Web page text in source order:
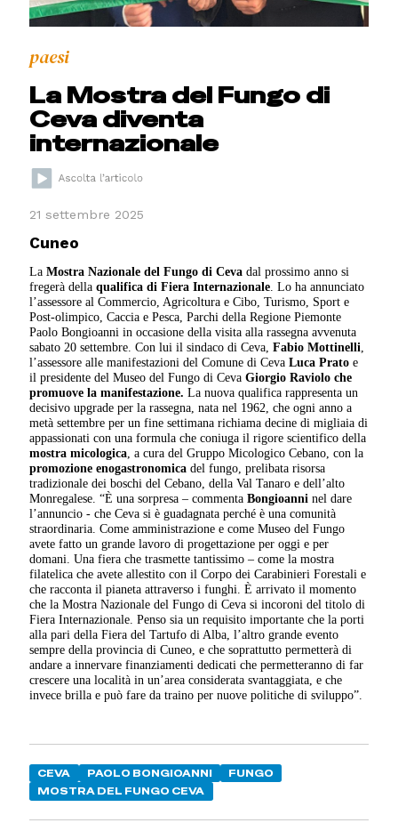
paesi
La Mostra del Fungo di
Ceva diventa
internazionale
21 settembre 2025
Cuneo
LaMostra Nazionale del Fungo di Ceva dal prossimo anno si
fregerà dellaqualifica di Fiera Internazionale . Lo ha annunciato
l’assessore al Commercio, Agricoltura e Cibo, Turismo, Sport e
Post-olimpico, Caccia e Pesca, Parchi della Regione Piemonte
Paolo Bongioanni in occasione della visita alla rassegna avvenuta
sabato 20 settembre. Con lui il sindaco di Ceva,Fabio Mottinelli
l’assessore alle manifestazioni del Comune di CevaLuca Pratoe
il presidente del Museo del Fungo di CevaGiorgio Raviolo che
promuove la manifestazione. La nuova qualifica rappresenta un
decisivo upgrade per la rassegna, nata nel 1962, che ogni anno a
metà settembre per un fine settimana richiama decine di migliaia di
appassionati con una formula che coniuga il rigore scientifico della
mostra micologica , a cura del Gruppo Micologico Cebano, con la
promozione enogastronomica del fungo, prelibata risorsa
tradizionale dei boschi del Cebano, della Val Tanaro e dell’alto
Monregalese. “È una sorpresa – commentaBongioanninel dare
l’annuncio - che Ceva si è guadagnata perché è una comunità
straordinaria. Come amministrazione e come Museo del Fungo
avete fatto un grande lavoro di progettazione per oggi e per
domani. Una fiera che trasmette tantissimo – come la mostra
filatelica che avete allestito con il Corpo dei Carabinieri Forestali e
che racconta il pianeta attraverso i funghi. È arrivato il momento
che la Mostra Nazionale del Fungo di Ceva si incoroni del titolo di
Fiera Internazionale. Penso sia un requisito importante che la porti
alla pari della Fiera del Tartufo di Alba, l’altro grande evento
sempre della provincia di Cuneo, e che soprattutto permetterà di
andare a innervare finanziamenti dedicati che permetteranno di far
crescere una località in un’area considerata svantaggiata, e che
invece brilla e può fare da traino per nuove politiche di sviluppo”.
CEVA PAOLO BONGIOANNI
FUNGO
MOSTRA DEL FUNGO CEVA